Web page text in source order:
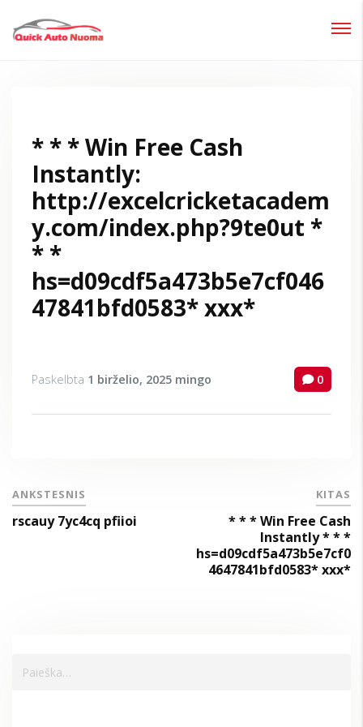
* * * Win Free Cash
Instantly:
http://excelcricketacadem
y.com/index.php?9te0ut *
* *
hs=d09cdf5a473b5e7cf046
47841bfd0583* ххх*
Paskelbta 1 birželio, 2025 mingo 0
ANKSTESNIS
rscauy 7yc4cq pfiioi
KITAS
* * * Win Free Cash
Instantly * * *
hs=d09cdf5a473b5e7cf0
4647841bfd0583* ххх*